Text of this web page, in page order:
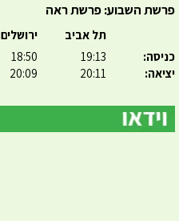
פרשת השבוע: פרשת ראה
כניסה:
יציאה:
תל אביב
19:13
20:11
ירושלים
18:50
20:09